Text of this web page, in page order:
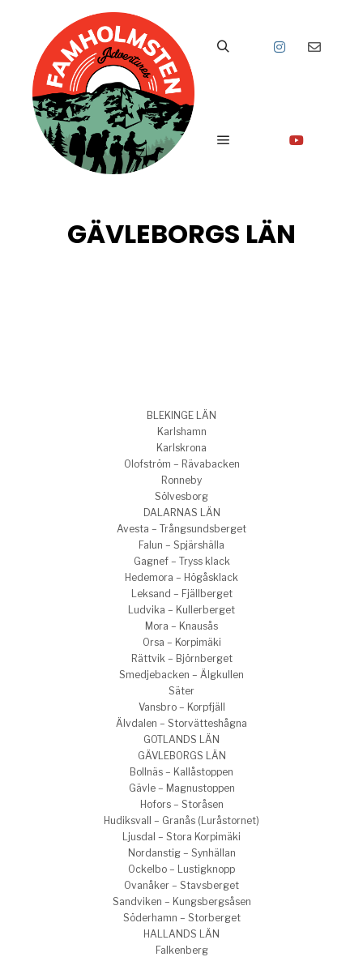
GÄVLEBORGS LÄN
BLEKINGE LÄN
Karlshamn
Karlskrona
Olofström – Rävabacken
Ronneby
Sölvesborg
DALARNAS LÄN
Avesta – Trångsundsberget
Falun – Spjärshälla
Gagnef – Tryss klack
Hedemora – Högåsklack
Leksand – Fjällberget
Ludvika – Kullerberget
Mora – Knausås
Orsa – Korpimäki
Rättvik – Björnberget
Smedjebacken – Älgkullen
Säter
Vansbro – Korpfjäll
Älvdalen – Storvätteshågna
GOTLANDS LÄN
GÄVLEBORGS LÄN
Bollnäs – Kallåstoppen
Gävle – Magnustoppen
Hofors – Storåsen
Hudiksvall – Granås (Luråstornet)
Ljusdal – Stora Korpimäki
Nordanstig – Synhällan
Ockelbo – Lustigknopp
Ovanåker – Stavsberget
Sandviken – Kungsbergsåsen
Söderhamn – Storberget
HALLANDS LÄN
Falkenberg